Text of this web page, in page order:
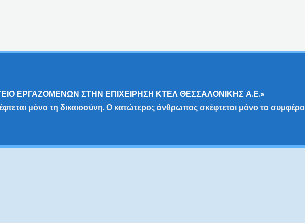
ΕΡΓΑΖΟΜΕΝΩΝ ΣΤΗΝ ΕΠΙΧΕΙΡΗΣΗ ΚΤΕΛ ΘΕΣΣΑΛΟΝΙΚΗΣ Α.Ε.»
μόνο τη δικαιοσύνη. Ο κατώτερος άνθρωπος σκέφτεται μόνο τα